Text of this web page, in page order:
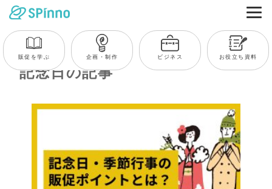
販促を学ぶ 企画・制作 ビジネス お役立ち資料
記念日の記事